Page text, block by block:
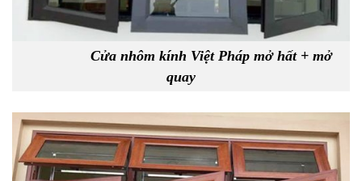
Cửa nhôm kính Việt Pháp mở hất + mở
quay